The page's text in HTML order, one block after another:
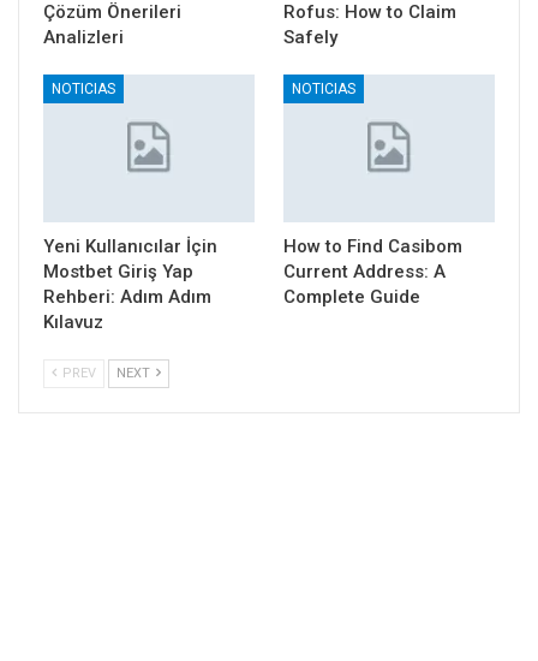
Çözüm Önerileri
Analizleri
Rofus: How to Claim
Safely
NOTICIAS
Yeni Kullanıcılar İçin
Mostbet Giriş Yap
Rehberi: Adım Adım
Kılavuz
NOTICIAS
How to Find Casibom
Current Address: A
Complete Guide
PREV NEXT